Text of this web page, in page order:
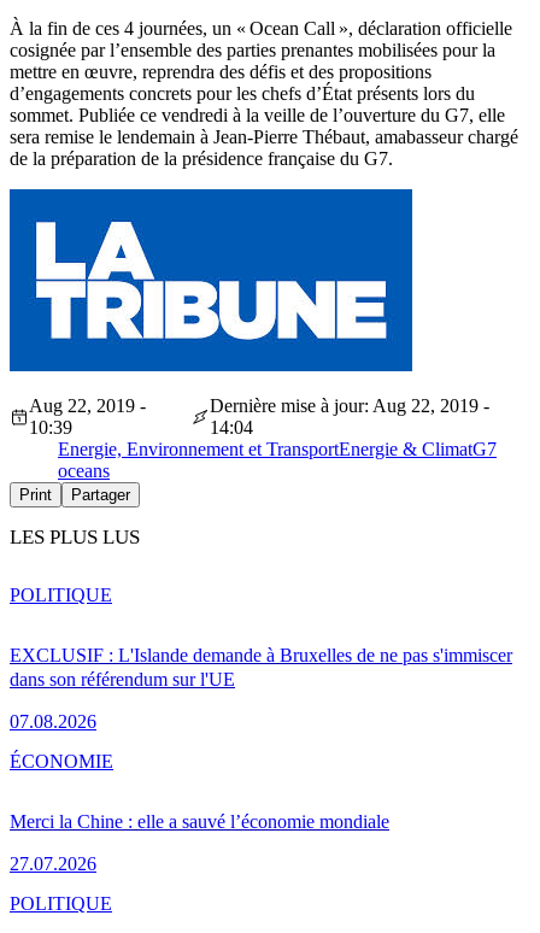
À la fin de ces 4 journées, un « Ocean Call », déclaration officielle
cosignée par l’ensemble des parties prenantes mobilisées pour la
mettre en œuvre, reprendra des défis et des propositions
d’engagements concrets pour les chefs d’État présents lors du
sommet. Publiée ce vendredi à la veille de l’ouverture du G7, elle
sera remise le lendemain à Jean-Pierre Thébaut, amabasseur chargé
de la préparation de la présidence française du G7.
Aug 22, 2019 -
10:39
Dernière mise à jour: Aug 22, 2019 -
14:04
Energie, Environnement et TransportEnergie & ClimatG7
oceans
Print Partager
LES PLUS LUS
EXCLUSIF : L'Islande demande à Bruxelles de ne pas s'immiscer
dans son référendum sur l'UE
07.08.2026
POLITIQUE
Merci la Chine : elle a sauvé l’économie mondiale
27.07.2026
ÉCONOMIE
POLITIQUE